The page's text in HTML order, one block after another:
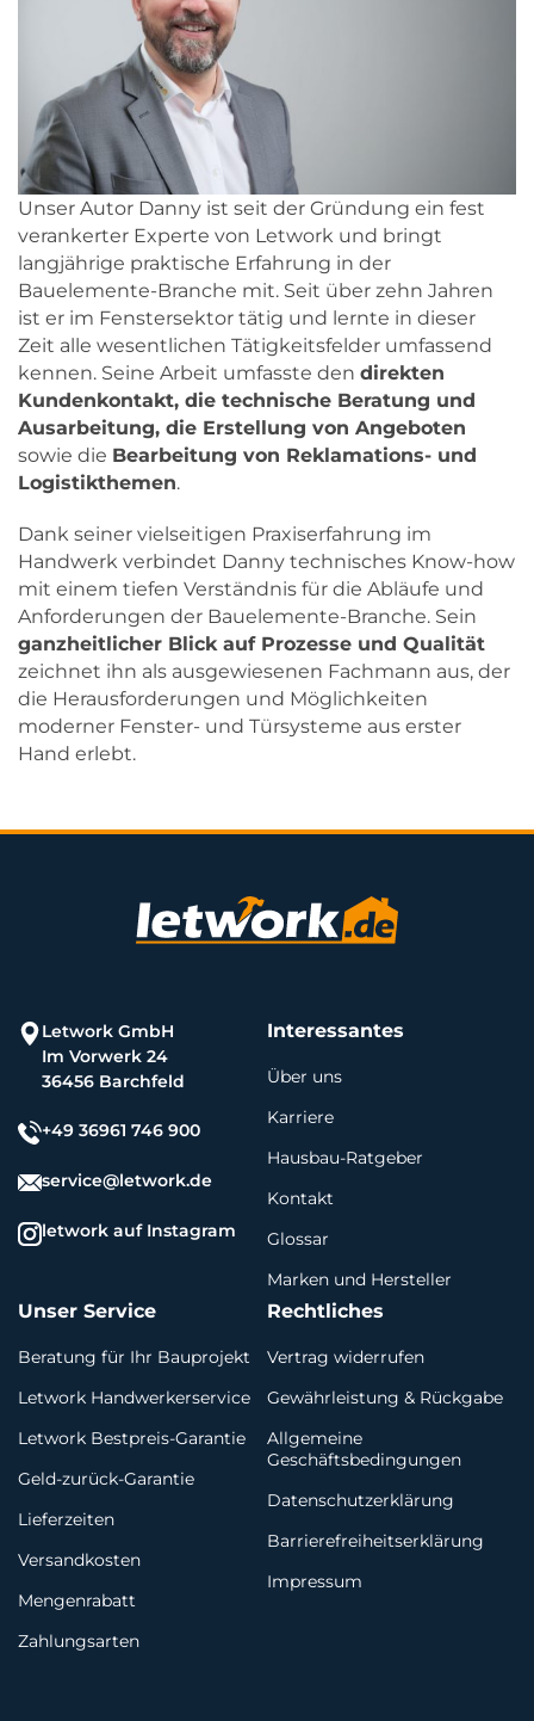
Unser Autor Danny ist seit der Gründung ein fest
verankerter Experte von Letwork und bringt
langjährige praktische Erfahrung in der
Bauelemente-Branche mit. Seit über zehn Jahren
ist er im Fenstersektor tätig und lernte in dieser
Zeit alle wesentlichen Tätigkeitsfelder umfassend
kennen. Seine Arbeit umfasste den direkten
Kundenkontakt, die technische Beratung und
Ausarbeitung, die Erstellung von Angeboten
sowie die Bearbeitung von Reklamations- und
Logistikthemen.
Dank seiner vielseitigen Praxiserfahrung im
Handwerk verbindet Danny technisches Know-how
mit einem tiefen Verständnis für die Abläufe und
Anforderungen der Bauelemente-Branche. Sein
ganzheitlicher Blick auf Prozesse und Qualität
zeichnet ihn als ausgewiesenen Fachmann aus, der
die Herausforderungen und Möglichkeiten
moderner Fenster- und Türsysteme aus erster
Hand erlebt.
Letwork GmbH
Im Vorwerk 24
36456 Barchfeld
+49 36961 746 900
service@letwork.de
letwork auf Instagram
Interessantes
Über uns
Karriere
Hausbau-Ratgeber
Kontakt
Glossar
Marken und Hersteller
Unser Service
Beratung für Ihr Bauprojekt
Letwork Handwerkerservice
Letwork Bestpreis-Garantie
Geld-zurück-Garantie
Lieferzeiten
Versandkosten
Mengenrabatt
Zahlungsarten
Rechtliches
Vertrag widerrufen
Gewährleistung & Rückgabe
Allgemeine
Geschäftsbedingungen
Datenschutzerklärung
Barrierefreiheitserklärung
Impressum